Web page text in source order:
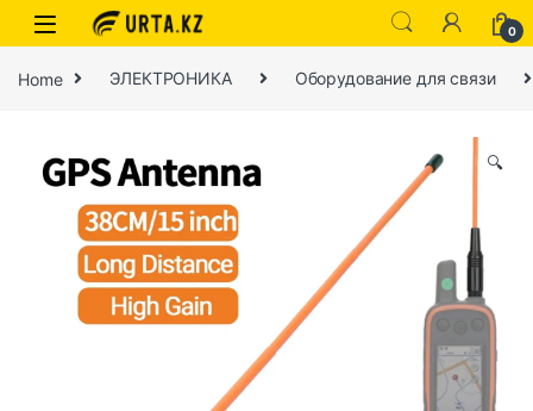
0
Home ЭЛЕКТРОНИКА Оборудование для связи
🔍